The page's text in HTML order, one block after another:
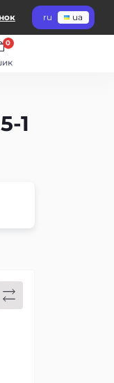
ru ua
0
1